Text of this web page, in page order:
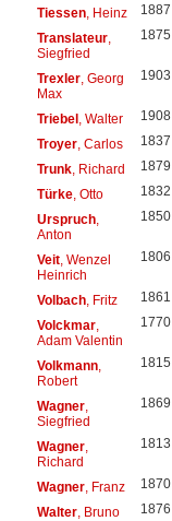
Tiessen, Heinz 1887
Translateur,
Siegfried
1875
Trexler, Georg
Max
1903
Triebel, Walter 1908
Troyer, Carlos 1837
Trunk, Richard 1879
Türke, Otto 1832
Urspruch,
Anton
1850
Veit, Wenzel
Heinrich
1806
Volbach, Fritz 1861
Volckmar,
Adam Valentin
1770
Volkmann,
Robert
1815
Wagner,
Siegfried
1869
Wagner,
Richard
1813
Wagner, Franz 1870
Walter, Bruno 1876